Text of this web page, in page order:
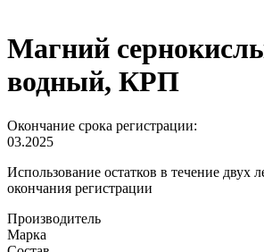
Магний
водный, КРП
Окончание срока регистрации:
03.2025
Использование остатков в течение двух
окончания регистрации
Производитель
Марка